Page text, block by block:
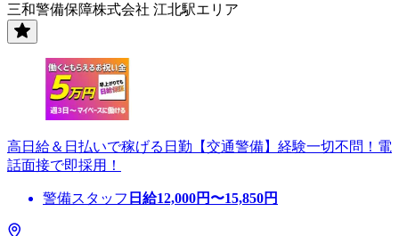
三和警備保障株式会社 江北駅エリア
高日給＆日払いで稼げる日勤【交通警備】経験一切不問！電
話面接で即採用！
警備スタッフ 日給12,000円〜15,850円